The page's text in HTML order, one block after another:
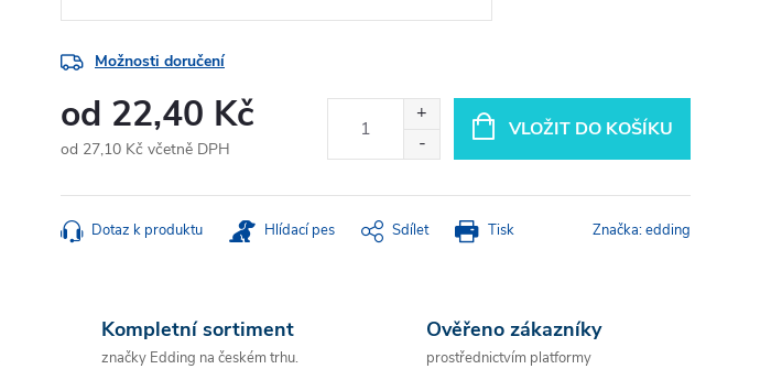
Možnosti doručení
od 22,40 Kč
od 27,10 Kč včetně DPH
cena:
VLOŽIT DO KOŠÍKU
Tisk
Dotaz k produktu Hlídací pes Sdílet Značka:edding
Kompletní sortiment
značky Edding na českém trhu.
Ověřeno zákazníky
prostřednictvím platformy